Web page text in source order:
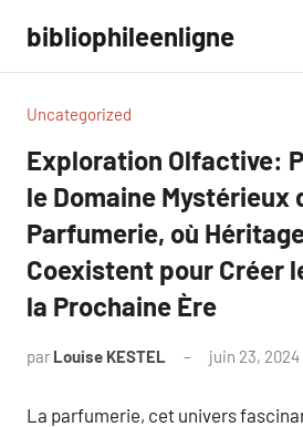
contenu
bibliophileenligne
Uncategorized
Exploration Olfactive:
le Domaine Mystérieux
Parfumerie, où
Coexistent pour Créer
la Prochaine Ère
par Louise KESTEL juin 23, 2024
La parfumerie, cet univers